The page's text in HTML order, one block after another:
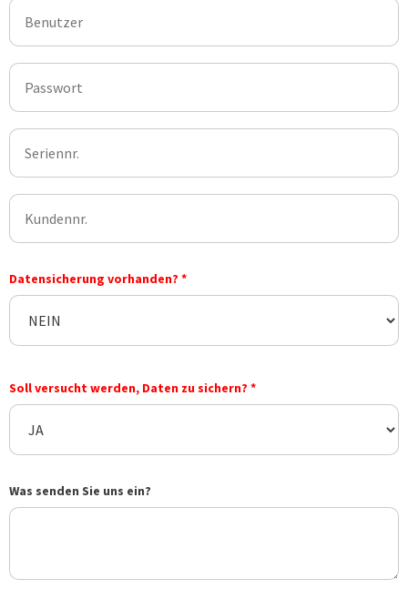
Datensicherung vorhanden? *
Soll versucht werden, Daten zu sichern? *
Was senden Sie uns ein?